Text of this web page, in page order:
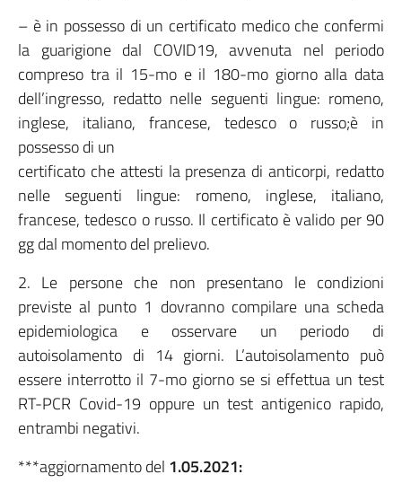
– è in possesso di un certificato medico che confermi
la guarigione dal COVID19, avvenuta nel periodo
compreso tra il 15-mo e il 180-mo giorno alla data
dell’ingresso, redatto nelle seguenti lingue: romeno,
inglese, italiano, francese, tedesco o russo;è in
possesso di un
certificato che attesti la presenza di anticorpi, redatto
nelle seguenti lingue: romeno, inglese, italiano,
francese, tedesco o russo. Il certificato è valido per 90
gg dal momento del prelievo.
2. Le persone che non presentano le condizioni
previste al punto 1 dovranno compilare una scheda
epidemiologica e osservare un periodo di
autoisolamento di 14 giorni. L’autoisolamento può
essere interrotto il 7-mo giorno se si effettua un test
RT-PCR Covid-19 oppure un test antigenico rapido,
entrambi negativi.
***aggiornamento del 1.05.2021: